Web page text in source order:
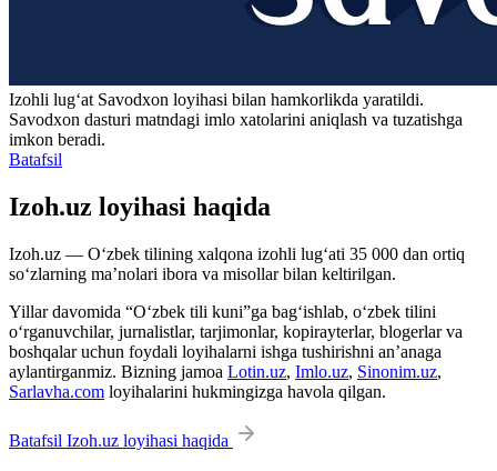
Izohli lugʻat Savodxon loyihasi bilan hamkorlikda yaratildi.
Savodxon dasturi matndagi imlo xatolarini aniqlash va tuzatishga
imkon beradi.
Batafsil
Izoh.uz loyihasi haqida
Izoh.uz — O‘zbek tilining xalqona izohli lug‘ati 35 000 dan ortiq
so‘zlarning ma’nolari ibora va misollar bilan keltirilgan.
Yillar davomida “O‘zbek tili kuni”ga bag‘ishlab, o‘zbek tilini
o‘rganuvchilar, jurnalistlar, tarjimonlar, kopirayterlar, blogerlar va
boshqalar uchun foydali loyihalarni ishga tushirishni an’anaga
aylantirganmiz. Bizning jamoa Lotin.uz, Imlo.uz, Sinonim.uz,
Sarlavha.com loyihalarini hukmingizga havola qilgan.
Batafsil Izoh.uz loyihasi haqida